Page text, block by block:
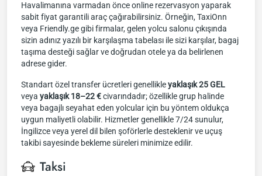
Havalimanına varmadan önce online rezervasyon yaparak
sabit fiyat garantili araç çağırabilirsiniz. Örneğin, TaxiOnn
veya Friendly.ge gibi firmalar, gelen yolcu salonu çıkışında
sizin adınız yazılı bir karşılaşma tabelası ile sizi karşılar, bagaj
taşıma desteği sağlar ve doğrudan otele ya da belirlenen
adrese gider.
Standart özel transfer ücretleri genellikleyaklaşık 25 GEL
veya yaklaşık 18–22 €civarındadır; özellikle grup halinde
veya bagajlı seyahat eden yolcular için bu yöntem oldukça
uygun maliyetli olabilir. Hizmetler genellikle 7/24 sunulur,
İngilizce veya yerel dil bilen şoförlerle desteklenir ve uçuş
takibi sayesinde bekleme süreleri minimize edilir.
Taksi